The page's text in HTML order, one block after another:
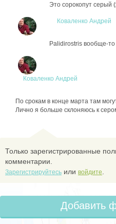
Это сорокопут серый
Коваленко Андрей
Palidirostris вообще-
Коваленко Андрей
По срокам в конце марта там
Лично я больше склоняюсь к
Только зарегистрированные
комментарии.
Зарегистрируйтесь или войдите
Добавить